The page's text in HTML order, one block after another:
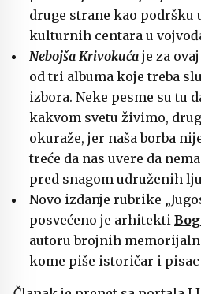
druge strane kao
kulturnih centara u
Nebojša Krivokuća je za
od tri albuma koje treba
izbora. Neke pesme su tu
kakvom svetu živimo,
okuraže, jer naša borba
treće da nas uvere da
pred snagom udruženih
Novo izdanje rubrike
posvećeno je arhitekti
autoru brojnih
kome piše istoričar i pisac